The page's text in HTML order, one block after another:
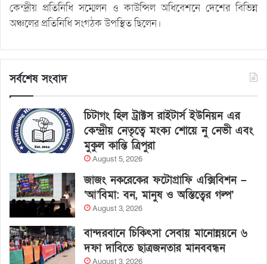
কেন্দ্রীয় প্রতিনিধি সম্মেলন ও কাউন্সিল অধিবেশনে দেশের বিভিন্ন
অঞ্চলের প্রতিনিধি সংগঠক উপস্থিত ছিলেন।
সর্বশেষ সংবাদ
চিটাগং হিল ট্রাক্টস রাইটার্স ইউনিয়ন এর
কেন্দ্রীয় নেতৃত্বে মংক্য শোয়ে নু নেভী এবং
মুকুল কান্তি ত্রিপুরা
August 5, 2026
জাজং নকরেকের ফটোগ্রাফি এক্সিবিশন –
‘আ’বিমা: বন, মানুষ ও অস্তিত্বের গল্প’
August 3, 2026
বান্দরবানে চিকিৎসা সেবায় মানোন্নয়নে ৬
দফা দাবিতে ছাত্রজনতার মানববন্ধন
August 3, 2026